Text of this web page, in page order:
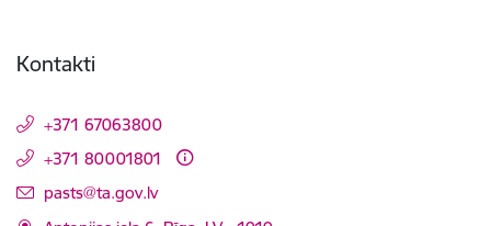
Kontakti
+371 67063800
+371 80001801
E-pasts:
pasts@ta.gov.lv